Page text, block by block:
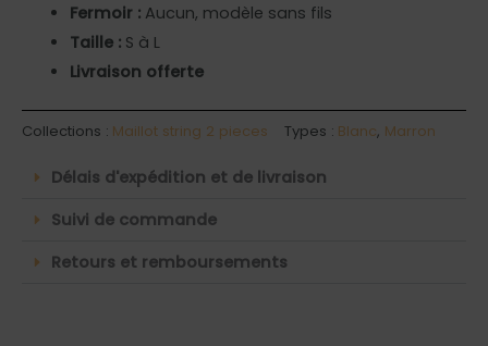
Fermoir :Aucun, modèle sans fils
Taille :S à L
Livraison offerte
Collections : Maillot string 2 pieces Types : Blanc, Marron
Délais d'expédition et de livraison
Suivi de commande
Retours et remboursements